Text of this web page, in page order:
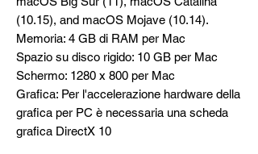
(10.15), and macOS Mojave (10.14).
Memoria: 4 GB di RAM per Mac
Spazio su disco rigido: 10 GB per Mac
Schermo: 1280 x 800 per Mac
Grafica: Per l'accelerazione hardware della
grafica per PC è necessaria una scheda
grafica DirectX 10